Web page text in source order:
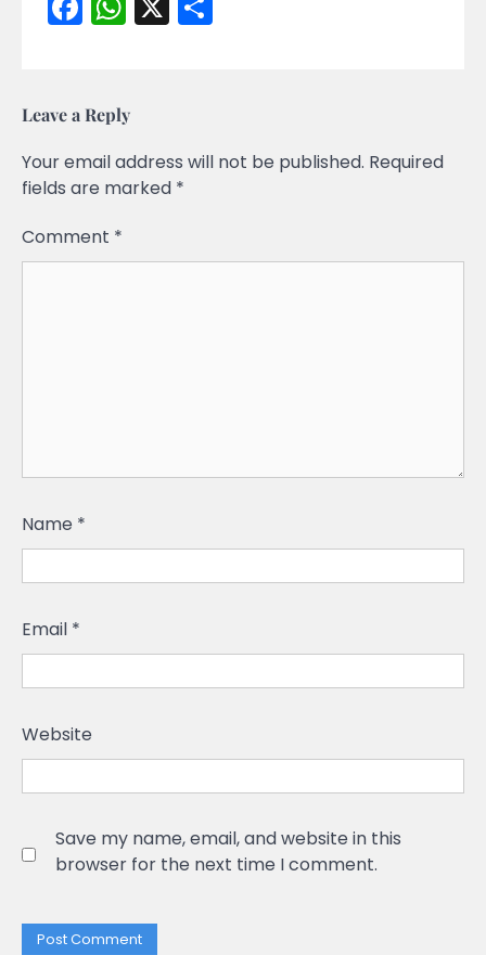
Leave a Reply
Your email address will not be published. Required
fields are marked *
Comment *
Name *
Email *
Website
Save my name, email, and website in this
browser for the next time I comment.